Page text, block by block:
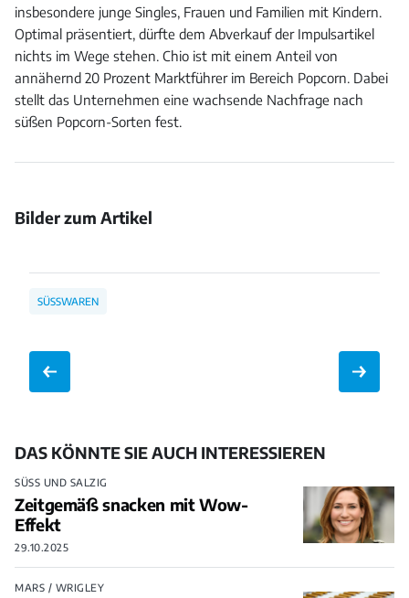
insbesondere junge Singles, Frauen und Familien mit Kindern.
Optimal präsentiert, dürfte dem Abverkauf der Impulsartikel
nichts im Wege stehen. Chio ist mit einem Anteil von
annähernd 20 Prozent Marktführer im Bereich Popcorn. Dabei
stellt das Unternehmen eine wachsende Nachfrage nach
süßen Popcorn-Sorten fest.
Bilder zum Artikel
öffnen
öffnen
SÜSSWAREN
DAS KÖNNTE SIE AUCH INTERESSIEREN
SÜSS UND SALZIG
Zeitgemäß snacken mit Wow-
Effekt
29.10.2025
MARS / WRIGLEY